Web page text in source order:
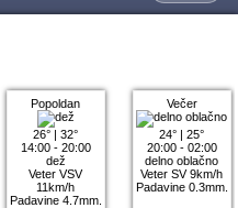
Popoldan
26° |32°
14:00 - 20:00
dež
Veter VSV
11km/h
Padavine 4.7mm.
Večer
24° |25°
20:00 - 02:00
delno oblačno
Veter SV 9km/h
Padavine 0.3mm.